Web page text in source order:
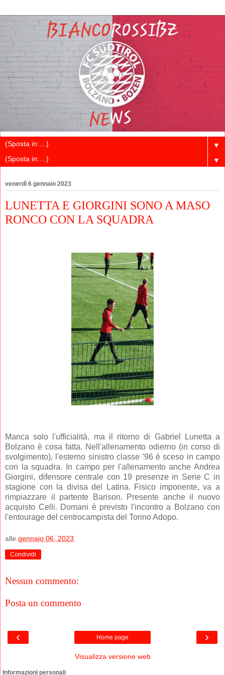
▼
▼
venerdì 6 gennaio 2023
LUNETTA E GIORGINI SONO A MASO
RONCO CON LA SQUADRA
Manca solo l'ufficialità, ma il ritorno di Gabriel Lunetta a
Bolzano è cosa fatta. Nell'allenamento odierno (in corso di
svolgimento), l'esterno sinistro classe '96 è sceso in campo
con la squadra. In campo per l'allenamento anche Andrea
Giorgini, difensore centrale con 19 presenze in Serie C in
stagione con la divisa del Latina. Fisico imponente, va a
rimpiazzare il partente Barison. Presente anche il nuovo
acquisto Celli. Domani è previsto l'incontro a Bolzano con
l'entourage del centrocampista del Torino Adopo.
alle gennaio 06, 2023
Condividi
Nessun commento:
Posta un commento
‹ ›
Home page
Visualizza versione web
Informazioni personali